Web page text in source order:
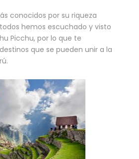
conocidos por su riqueza
hemos escuchado y visto
Picchu, por lo que te
que se pueden unir a la